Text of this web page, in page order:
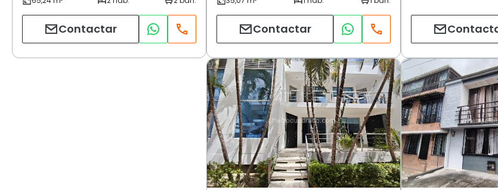
Contactar Contactar